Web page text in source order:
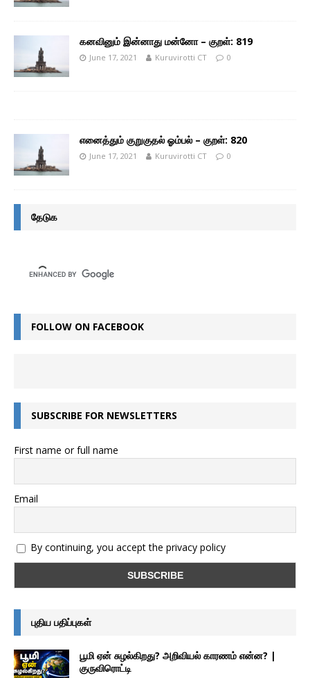
கனவினும் இன்னாது மன்னோ – குறள்: 819
June 17, 2021 Kuruvirotti CT 0
எனைத்தும் குறுகுதல் ஓம்பல் – குறள்: 820
June 17, 2021 Kuruvirotti CT 0
தேடுக
FOLLOW ON FACEBOOK
SUBSCRIBE FOR NEWSLETTERS
First name or full name
Email
By continuing, you accept the privacy policy
புதிய பதிப்புகள்
பூமி ஏன் சுழல்கிறது? அறிவியல் காரணம் என்ன? |
குருவிரொட்டி